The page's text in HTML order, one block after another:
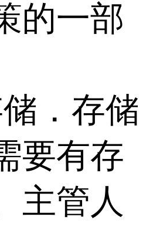
的一部
．存储
要有存
主管人